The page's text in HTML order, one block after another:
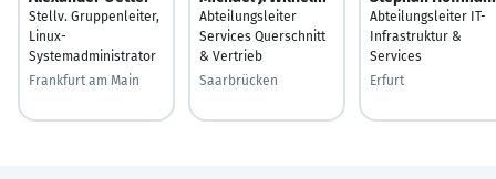
Stellv. Gruppenleiter,
Linux-
Systemadministrator
Frankfurt am Main
Abteilungsleiter
Services Querschnitt
& Vertrieb
Saarbrücken
Abteilungsleiter IT-
Infrastruktur &
Services
Erfurt